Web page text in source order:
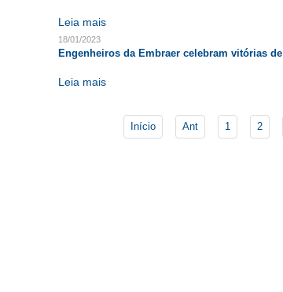
Leia mais
18/01/2023
Engenheiros da Embraer celebram vitórias
Leia mais
Início Ant 1 2